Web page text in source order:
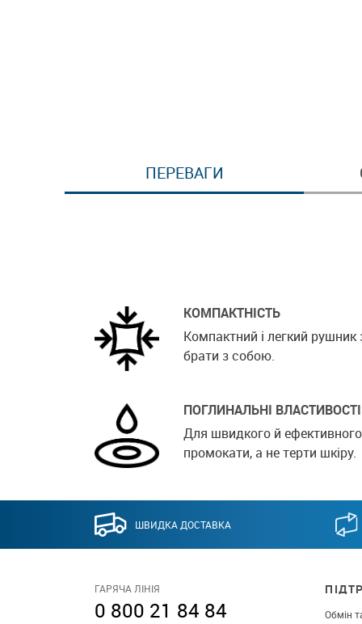
ПЕРЕВАГИ
КОМПАКТНІСТЬ
Компактний і легкий рушник
брати з собою.
ПОГЛИНАЛЬНІ ВЛАСТИВОСТІ
Для швидкого й
промокати, а не терти шкіру.
ШВИДКА ДОСТАВКА
ГАРЯЧА ЛІНІЯ
0 800 21 84 84
Обмін